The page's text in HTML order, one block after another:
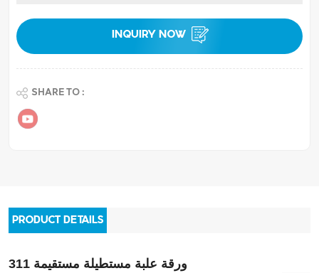
INQUIRY NOW
SHARE TO :
PRODUCT DETAILS
311 ورقة علبة مستطيلة مستقيمة